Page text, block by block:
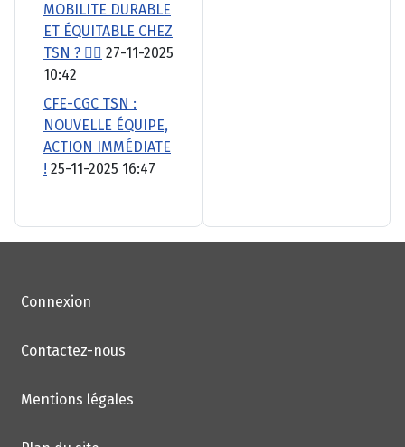
MOBILITE DURABLE
ET ÉQUITABLE CHEZ
TSN ? 🚴‍♂️ 27-11-2025
10:42
CFE-CGC TSN :
NOUVELLE ÉQUIPE,
ACTION IMMÉDIATE
! 25-11-2025 16:47
Connexion
Contactez-nous
Mentions légales